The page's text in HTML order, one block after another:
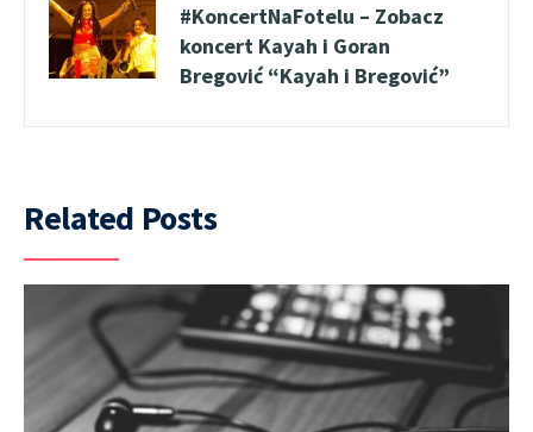
#KoncertNaFotelu – Zobacz
koncert Kayah i Goran
Bregović “Kayah i Bregović”
Related Posts